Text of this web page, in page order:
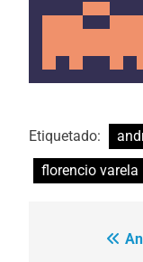
Etiquetado:
florencio varela